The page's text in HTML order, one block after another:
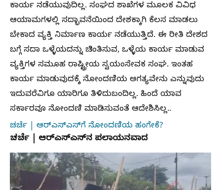
ಕಾರ್ಯ ನಡೆಯುವುದಿಲ್ಲ. ಸಂಘದ ಶಾಖೆಗಳ ಮೂಲಕ ವಿವಿಧ
ಆಯಾಮಗಳಲ್ಲಿ ಸದ್ಭಾವನೆಯಿಂದ ದೇಶಕ್ಕಾಗಿ ಕೆಲಸ ಮಾಡಲು
ಬೇಕಾದ ವ್ಯಕ್ತಿ ನಿರ್ಮಾಣ ಕಾರ್ಯ ನಡೆಯುತ್ತಿದೆ. ಈ ರೀತಿ ದೇಶದ
ಬಗ್ಗೆ ಸದಾ ಒಳ್ಳೆಯದನ್ನು ಚಿಂತಿಸುವ, ಒಳ್ಳೆಯ ಕಾರ್ಯ ಮಾಡುವ
ವ್ಯಕ್ತಿಗಳ ಸಮೂಹ ರಾಷ್ಟ್ರೀಯ ಸ್ವಯಂಸೇವಕ ಸಂಘ. ಇಂತಹ
ಕಾರ್ಯ ಮಾಡುವುದಕ್ಕೆ ನೋಂದಣಿಯ ಅಗತ್ಯವೇನು ಎನ್ನುವುದು
ಇದುವರೆವಿಗೂ ಯಾರಿಗೂ ತಿಳಿದುಬಂದಿಲ್ಲ. ಹಿಂದೆ ಯಾವ
ಸರ್ಕಾರವೂ ನೋಂದಣಿ ಮಾಡಿಸುವಂತೆ ಆದೇಶಿಸಿಲ್ಲ..
ಚರ್ಚೆ | ಆರ್‌ಎಸ್‌ಎಸ್‌ಗೆ ನೋಂದಣಿಯ ಹಂಗೇಕೆ?
ಚರ್ಚೆ | ಆರ್‌ಎಸ್‌ಎಸ್‌ನ ಪಲಾಯನವಾದ